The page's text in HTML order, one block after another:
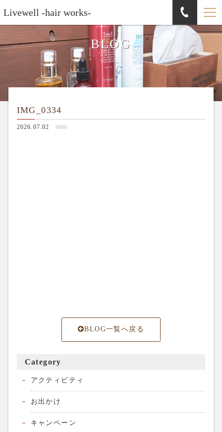
Livewell -hair works-
BLOG
IMG_0334
2026.07.02
BLOG一覧へ戻る
Category
アクティビティ
お出かけ
キャンペーン